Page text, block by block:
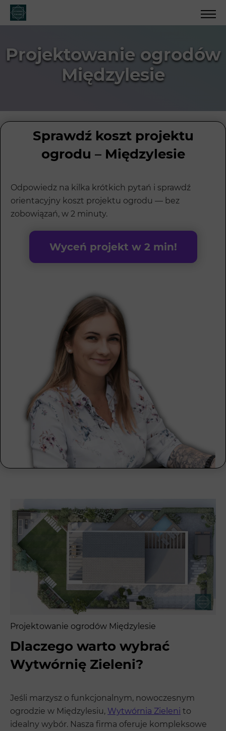
Projektowanie ogrodów
Międzylesie
Sprawdź koszt projektu
ogrodu – Międzylesie
Odpowiedz na kilka krótkich pytań i sprawdź
orientacyjny koszt projektu ogrodu — bez
zobowiązań, w 2 minuty.
Wyceń projekt w 2 min!
Projektowanie ogrodów Międzylesie
Dlaczego warto wybrać
Wytwórnię Zieleni?
Jeśli marzysz o funkcjonalnym, nowoczesnym
ogrodzie w Międzylesiu, Wytwórnia Zieleni to
idealny wybór. Nasza firma oferuje kompleksowe